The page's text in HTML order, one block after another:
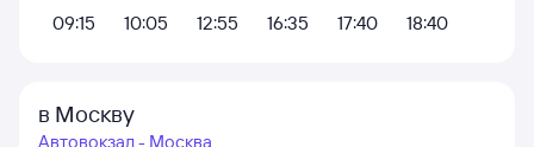
09:15
10:05 12:55 16:35 17:40 18:40
в Москву
Автовокзал - Москва